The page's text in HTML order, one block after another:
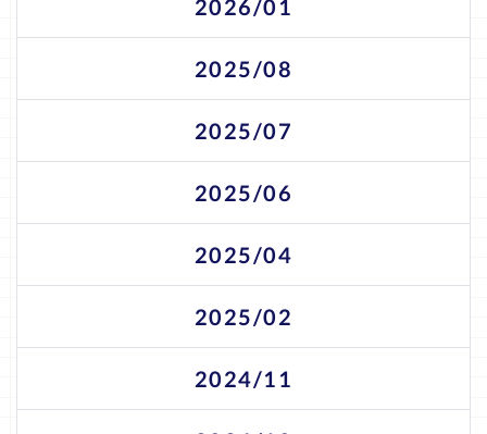
2026/01
2025/08
2025/07
2025/06
2025/04
2025/02
2024/11